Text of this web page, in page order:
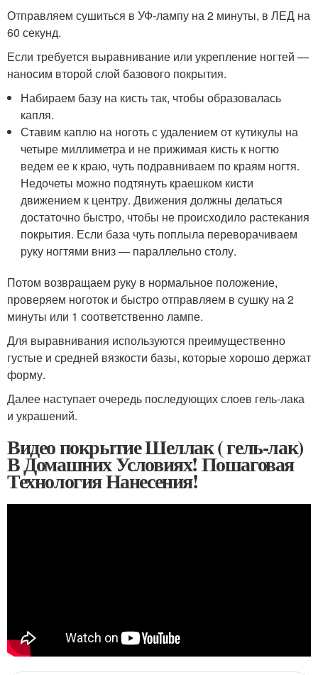
Отправляем сушиться в УФ-лампу на 2 минуты, в ЛЕД на
60 секунд.
Если требуется выравнивание или укрепление ногтей —
наносим второй слой базового покрытия.
Набираем базу на кисть так, чтобы образовалась
капля.
Ставим каплю на ноготь с удалением от кутикулы на
четыре миллиметра и не прижимая кисть к ногтю
ведем ее к краю, чуть подравниваем по краям ногтя.
Недочеты можно подтянуть краешком кисти
движением к центру. Движения должны делаться
достаточно быстро, чтобы не происходило растекания
покрытия. Если база чуть поплыла переворачиваем
руку ногтями вниз — параллельно столу.
Потом возвращаем руку в нормальное положение,
проверяем ноготок и быстро отправляем в сушку на 2
минуты или 1 соответственно лампе.
Для выравнивания используются преимущественно
густые и средней вязкости базы, которые хорошо держат
форму.
Далее наступает очередь последующих слоев гель-лака
и украшений.
Видео покрытие Шеллак ( гель-лак)
В Домашних Условиях! Пошаговая
Технология Нанесения!